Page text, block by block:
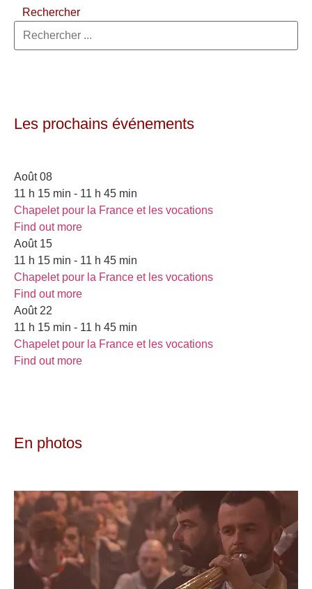
Rechercher
Les prochains événements
Août 08
11 h 15 min - 11 h 45 min
Chapelet pour la France et les vocations
Find out more
Août 15
11 h 15 min - 11 h 45 min
Chapelet pour la France et les vocations
Find out more
Août 22
11 h 15 min - 11 h 45 min
Chapelet pour la France et les vocations
Find out more
En photos